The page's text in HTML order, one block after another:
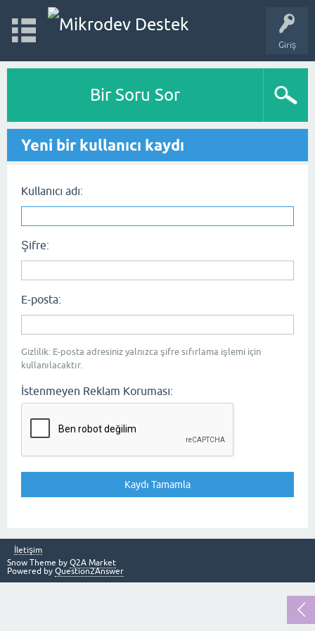
Giriş
Bir Soru Sor
Yeni bir kullanıcı kaydı
Kullanıcı adı:
Şifre:
E-posta:
Gizlilik: E-posta adresiniz yalnızca şifre sıfırlama işlemi için
kullanılacaktır.
İstenmeyen Reklam Koruması:
İletişim
Snow Theme by Q2A Market
Powered by Question2Answer